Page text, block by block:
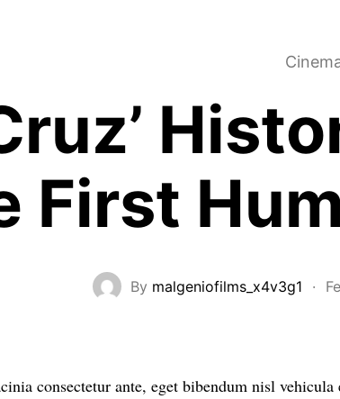
First
By malgeniofilms_x4v3g1 ·
consectetur ante, eget bibendum nisl